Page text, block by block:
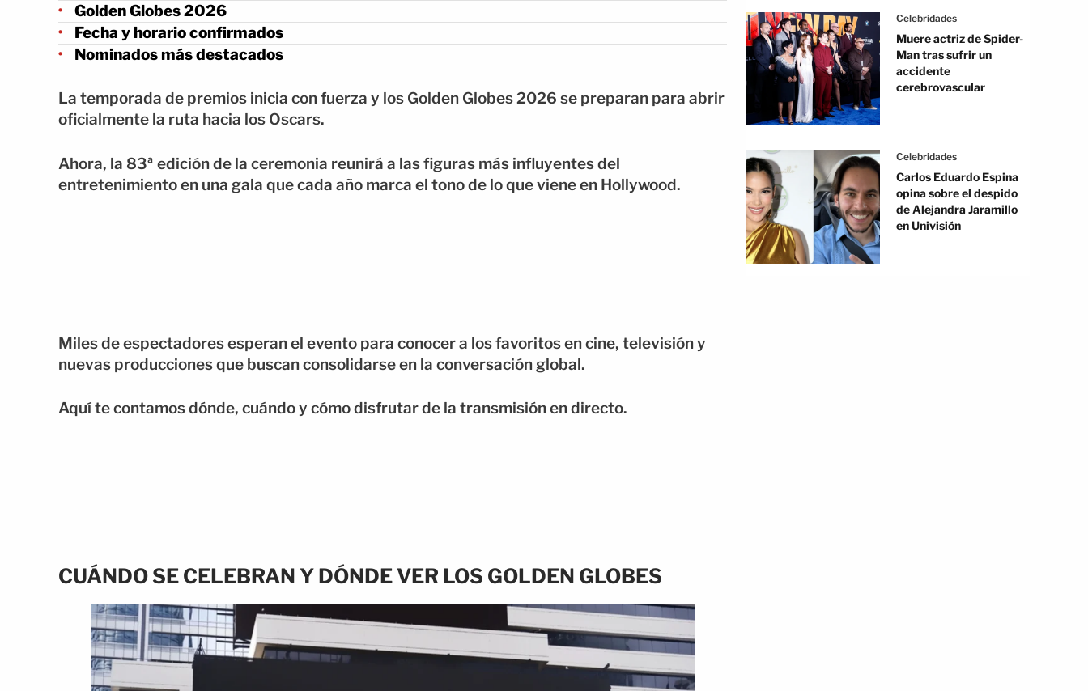
Golden Globes 2026
Fecha y horario confirmados
Nominados más destacados
La temporada de premios inicia con fuerza y los Golden Globes 2026 se preparan para abrir
oficialmente la ruta hacia los Oscars.
Ahora, la 83ª edición de la ceremonia reunirá a las figuras más influyentes del
entretenimiento en una gala que cada año marca el tono de lo que viene en Hollywood.
Miles de espectadores esperan el evento para conocer a los favoritos en cine, televisión y
nuevas producciones que buscan consolidarse en la conversación global.
Aquí te contamos dónde, cuándo y cómo disfrutar de la transmisión en directo.
CUÁNDO SE CELEBRAN Y DÓNDE VER LOS GOLDEN GLOBES
Celebridades
Muere actriz de Spider-
Man tras sufrir un
accidente
cerebrovascular
Celebridades
Carlos Eduardo Espina
opina sobre el despido
de Alejandra Jaramillo
en Univisión